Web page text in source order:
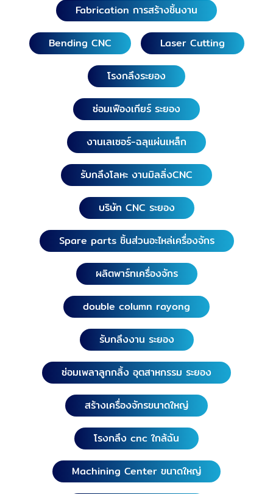
กระบี่, ชุมพร, งานกัดโลหะด้วย EDM ตรัง, ยะลา,
นราธิวาส, ปัตตานี
Fabrication การสร้างชิ้นงาน
Bending CNC Laser Cutting
โรงกลึงระยอง
ซ่อมเฟืองเกียร์ ระยอง
งานเลเซอร์-ฉลุแผ่นเหล็ก
รับกลึงโลหะ งานมิลลิ่งCNC
บริษัท CNC ระยอง
Spare parts ชิ้นส่วนอะไหล่เครื่องจักร
ผลิตพาร์ทเครื่องจักร
double column rayong
รับกลึงงาน ระยอง
ซ่อมเพลาลูกกลิ้ง อุตสาหกรรม ระยอง
สร้างเครื่องจักรขนาดใหญ่
โรงกลึง cnc ใกล้ฉัน
Machining Center ขนาดใหญ่